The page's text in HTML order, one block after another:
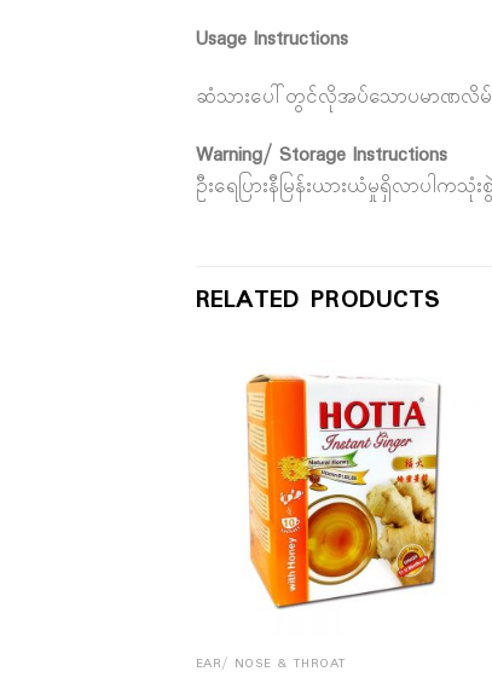
Usage Instructions
ဆံသားပေါ်တွင်လိုအပ်သောပမာဏလိမ်း
Warning/ Storage Instructions
ဦးရေပြားနီမြန်းယားယံမှုရှိလာပါက
RELATED PRODUCTS
EAR/ NOSE & THROAT